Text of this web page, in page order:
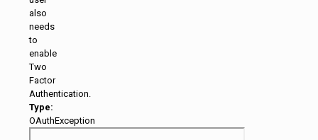
also
needs
to
enable
Two
Factor
Authentication.
Type:
OAuthException